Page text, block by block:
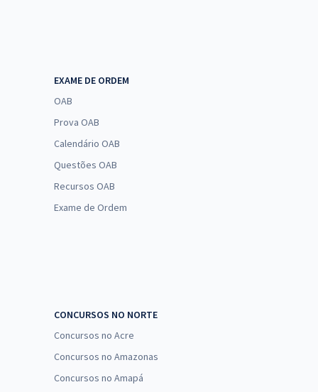
EXAME DE ORDEM
OAB
Prova OAB
Calendário OAB
Questões OAB
Recursos OAB
Exame de Ordem
CONCURSOS NO NORTE
Concursos no Acre
Concursos no Amazonas
Concursos no Amapá